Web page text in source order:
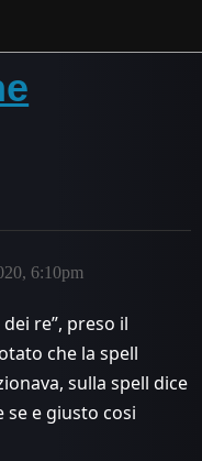
6:10pm
re”, preso il
che la spell
sulla spell dice
se e giusto cosi